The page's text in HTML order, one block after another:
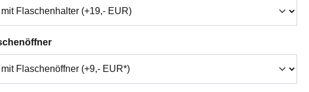
auswählen